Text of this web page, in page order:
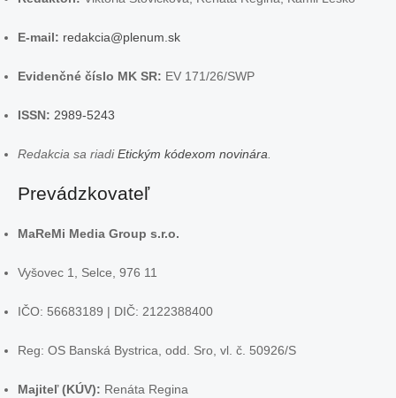
E-mail: redakcia@plenum.sk
Evidenčné číslo MK SR: EV 171/26/SWP
ISSN: 2989-5243
Redakcia sa riadiEtickým kódexom novinára
Prevádzkovateľ
MaReMi Media Group s.r.o.
Vyšovec 1, Selce, 976 11
IČO: 56683189 | DIČ: 2122388400
Reg: OS Banská Bystrica, odd. Sro, vl. č. 50926/S
Majiteľ (KÚV): Renáta Regina